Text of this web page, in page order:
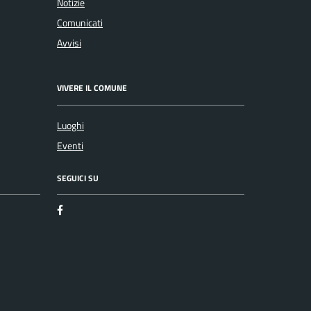
Comunicati
Avvisi
VIVERE IL COMUNE
Luoghi
Eventi
SEGUICI SU
Facebook